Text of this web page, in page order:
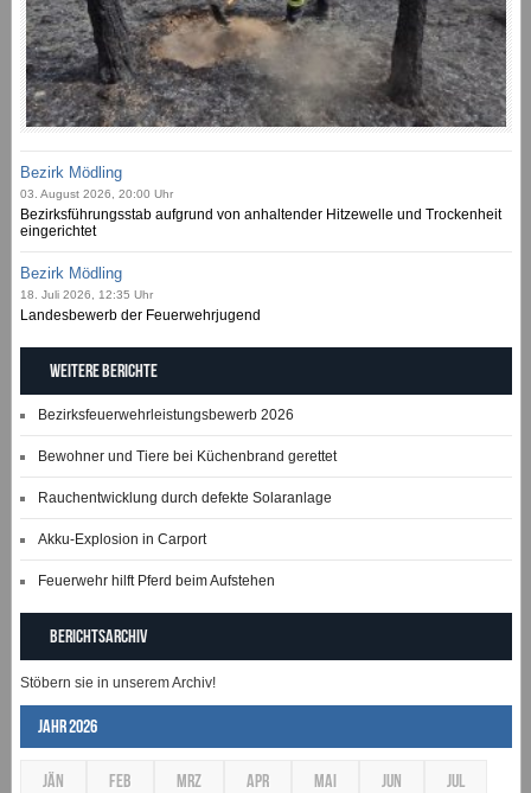
Bezirk Mödling
03. August 2026, 20:00 Uhr
Bezirksführungsstab aufgrund von anhaltender Hitzewelle und Trockenheit
eingerichtet
Bezirk Mödling
18. Juli 2026, 12:35 Uhr
Landesbewerb der Feuerwehrjugend
Weitere Berichte
Bezirksfeuerwehrleistungsbewerb 2026
Bewohner und Tiere bei Küchenbrand gerettet
Rauchentwicklung durch defekte Solaranlage
Akku-Explosion in Carport
Feuerwehr hilft Pferd beim Aufstehen
Berichtsarchiv
Stöbern sie in unserem Archiv!
Jahr 2026
JÄN FEB MRZ APR MAI JUN JUL